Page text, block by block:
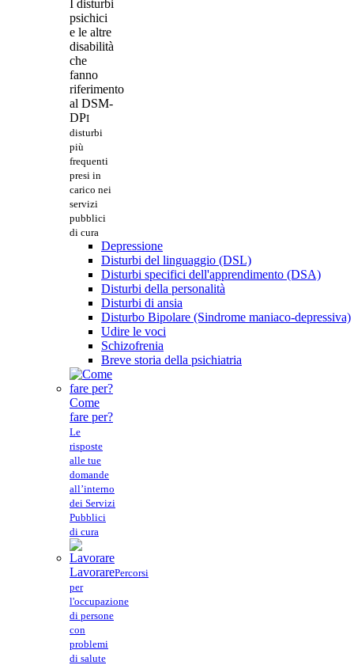
I disturbi
psichici
e le altre
disabilità
che
fanno
riferimento
al DSM-
DPI
disturbi
più
frequenti
presi in
carico nei
servizi
pubblici
di cura
Depressione
Disturbi del linguaggio (DSL)
Disturbi specifici dell'apprendimento (DSA)
Disturbi della personalità
Disturbi di ansia
Disturbo Bipolare (Sindrome maniaco-depressiva)
Udire le voci
Schizofrenia
Breve storia della psichiatria
Come
fare per?
Le
risposte
alle tue
domande
all’interno
dei Servizi
Pubblici
di cura
LavorarePercorsi
per
l'occupazione
di persone
con
problemi
di salute